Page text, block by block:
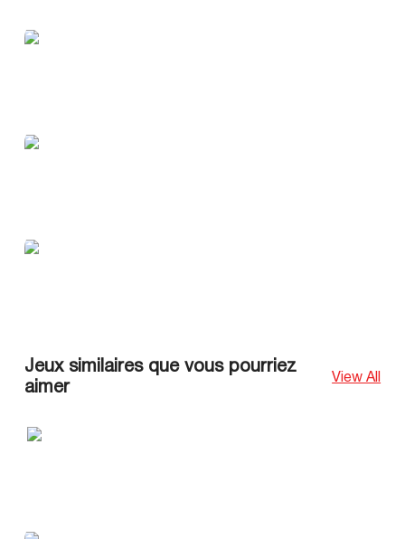
Jeux similaires que vous pourriez
aimer
View All